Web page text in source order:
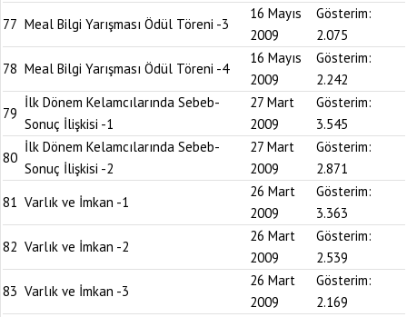
77 Meal Bilgi Yarışması Ödül Töreni -3
16 Mayıs
2009
Gösterim:
2.075
78 Meal Bilgi Yarışması Ödül Töreni -4
16 Mayıs
2009
Gösterim:
2.242
79
İlk Dönem Kelamcılarında Sebeb-
Sonuç İlişkisi -1
27 Mart
2009
Gösterim:
3.545
80
İlk Dönem Kelamcılarında Sebeb-
Sonuç İlişkisi -2
27 Mart
2009
Gösterim:
2.871
81 Varlık ve İmkan -1
26 Mart
2009
Gösterim:
3.363
82 Varlık ve İmkan -2
26 Mart
2009
Gösterim:
2.539
83 Varlık ve İmkan -3
26 Mart
2009
Gösterim:
2.169